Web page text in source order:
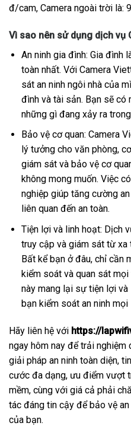
đ/cam, Camera ngoài trời là:
Vì sao nên sử dụng dịch vụ
An ninh gia đình: Gia đình
toàn nhất. Với Camera
sát an ninh ngôi nhà của
đình và tài sản. Bạn sẽ có
những gì đang xảy ra
Bảo vệ cơ quan: Camera
lý tưởng cho văn phòng,
giám sát và bảo vệ cơ
không mong muốn. Việc
nghiệp giúp tăng cường
liên quan đến an toàn.
Tiện lợi và linh hoạt: Dịch
truy cập và giám sát từ xa
Bất kể bạn ở đâu, chỉ cần
kiểm soát và quan sát
này mang lại sự tiện lợi
bạn kiểm soát an ninh mọi
Hãy liên hệ với https://
ngay hôm nay để trải
giải pháp an ninh toàn diện,
cước đa dạng, ưu điểm vượt
mềm, cùng với giá cả phải
tác đáng tin cậy để bảo vệ
của bạn.